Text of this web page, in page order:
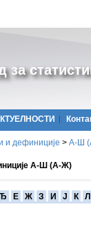
за
и дефиниције > А-Ш
А-Ш (А-Ж)
Ђ Е Ж З И Ј К Л